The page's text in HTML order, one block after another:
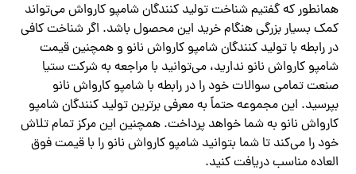
همانطور که گفتیم شناخت تولید کنندگان شامپو کارواش می‌تواند
کمک بسیار بزرگی هنگام خرید این محصول باشد. اگر شناخت کافی
در رابطه با تولید کنندگان شامپو کارواش نانو و همچنین قیمت
شامپو کارواش نانو ندارید، می‌توانید با مراجعه به شرکت ستیا
صنعت تمامی سوالات خود را در رابطه با شامپو کارواش نانو
بپرسید. این مجموعه حتماً به معرفی برترین تولید کنندگان شامپو
کارواش نانو به شما خواهد پرداخت. همچنین این مرکز تمام تلاش
خود را می‌کند تا شما بتوانید شامپو کارواش نانو را با قیمت فوق
العاده مناسب دریافت کنید.